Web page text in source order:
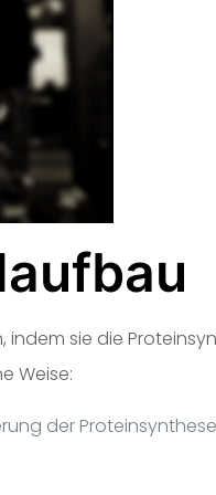
sie die
Weise:
der